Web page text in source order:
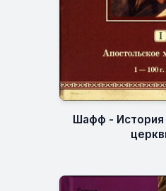
Шафф - История